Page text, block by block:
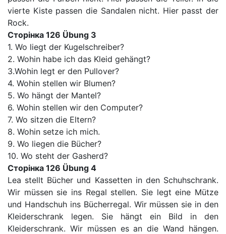
vierte Kiste passen die Sandalen nicht. Hier passt der
Rock.
Сторінка 126 Übung 3
1. Wo liegt der Kugelschreiber?
2. Wohin habe ich das Kleid gehängt?
3.Wohin legt er den Pullover?
4. Wohin stellen wir Blumen?
5. Wo hängt der Mantel?
6. Wohin stellen wir den Computer?
7. Wo sitzen die Eltern?
8. Wohin setze ich mich.
9. Wo liegen die Bücher?
10. Wo steht der Gasherd?
Сторінка 126 Übung 4
Lea stellt Bücher und Kassetten in den Schuhschrank.
Wir müssen sie ins Regal stellen. Sie legt eine Mütze
und Handschuh ins Bücherregal. Wir müssen sie in den
Kleiderschrank legen. Sie hängt ein Bild in den
Kleiderschrank. Wir müssen es an die Wand hängen.